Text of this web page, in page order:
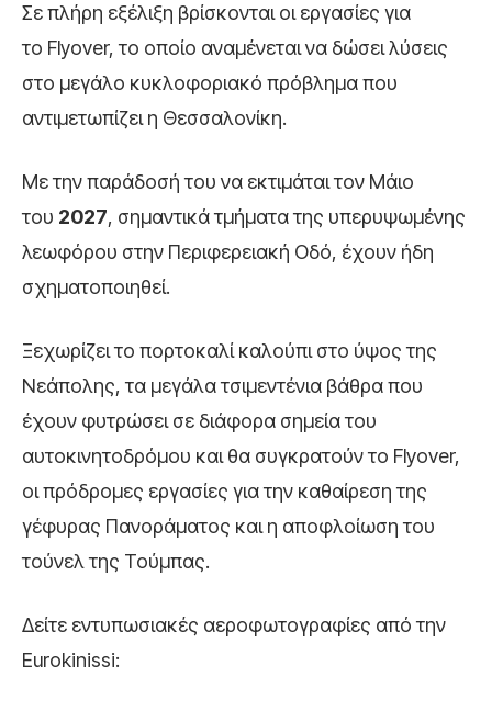
Σε πλήρη εξέλιξη βρίσκονται οι εργασίες για
το Flyover, το οποίο αναμένεται να δώσει λύσεις
στο μεγάλο κυκλοφοριακό πρόβλημα που
αντιμετωπίζει η Θεσσαλονίκη.
Με την παράδοσή του να εκτιμάται τον Μάιο
του 2027, σημαντικά τμήματα της υπερυψωμένης
λεωφόρου στην Περιφερειακή Οδό, έχουν ήδη
σχηματοποιηθεί.
Ξεχωρίζει το πορτοκαλί καλούπι στο ύψος της
Νεάπολης, τα μεγάλα τσιμεντένια βάθρα που
έχουν φυτρώσει σε διάφορα σημεία του
αυτοκινητοδρόμου και θα συγκρατούν το Flyover,
οι πρόδρομες εργασίες για την καθαίρεση της
γέφυρας Πανοράματος και η αποφλοίωση του
τούνελ της Τούμπας.
Δείτε εντυπωσιακές αεροφωτογραφίες από την
Eurokinissi: